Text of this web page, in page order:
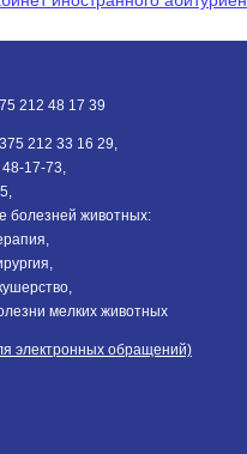
212 48 17 39
212 33 16 29,
17-73,
болезней животных:
мелких животных
электронных обращений)